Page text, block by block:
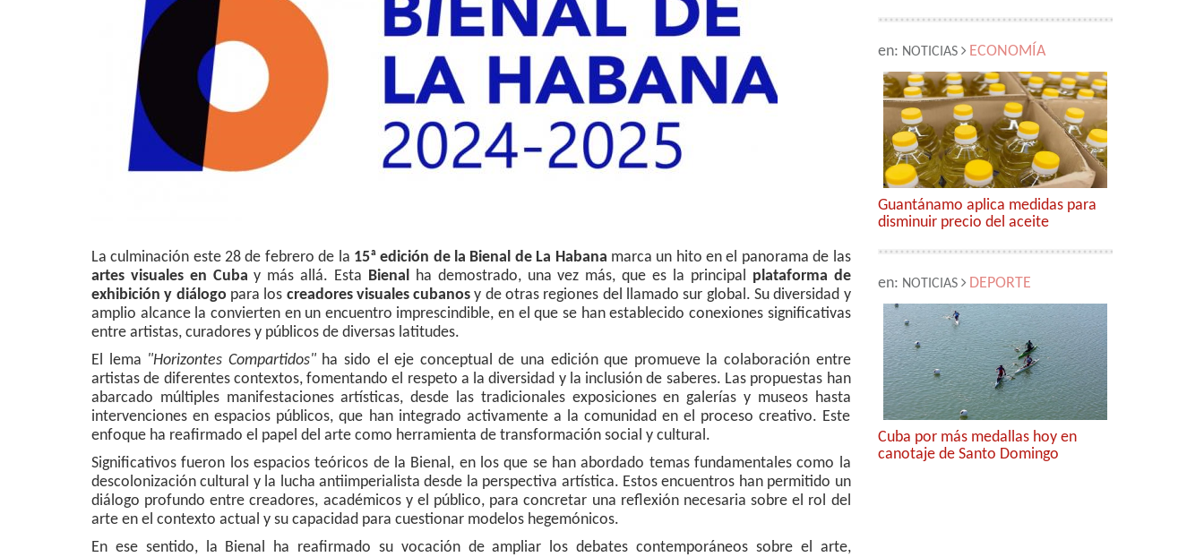
La culminación este 28 de febrero de la 15ª edición de la Bienal de La Habana marca un hito en el panorama de las
artes visuales en Cubay más allá. Esta Bienal ha demostrado, una vez más, que es la principal plataforma de
exhibición y diálogo para los creadores visuales cubanos y de otras regiones del llamado sur global. Su diversidad y
amplio alcance la convierten en un encuentro imprescindible, en el que se han establecido conexiones significativas
entre artistas, curadores y públicos de diversas latitudes.
El lema "Horizontes Compartidos"ha sido el eje conceptual de una edición que promueve la colaboración entre
artistas de diferentes contextos, fomentando el respeto a la diversidad y la inclusión de saberes. Las propuestas han
abarcado múltiples manifestaciones artísticas, desde las tradicionales exposiciones en galerías y museos hasta
intervenciones en espacios públicos, que han integrado activamente a la comunidad en el proceso creativo. Este
enfoque ha reafirmado el papel del arte como herramienta de transformación social y cultural.
Significativos fueron los espacios teóricos de la Bienal, en los que se han abordado temas fundamentales como la
descolonización cultural y la lucha antiimperialista desde la perspectiva artística. Estos encuentros han permitido un
diálogo profundo entre creadores, académicos y el público, para concretar una reflexión necesaria sobre el rol del
arte en el contexto actual y su capacidad para cuestionar modelos hegemónicos.
En ese sentido, la Bienal ha reafirmado su vocación de ampliar los debates contemporáneos sobre el arte,
en: NOTICIAS ECONOMÍA
Guantánamo aplica medidas para
disminuir precio del aceite
en: NOTICIAS DEPORTE
Cuba por más medallas hoy en
canotaje de Santo Domingo